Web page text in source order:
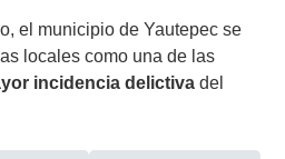
el municipio de Yautepec se
locales como una de las
incidencia delictiva del